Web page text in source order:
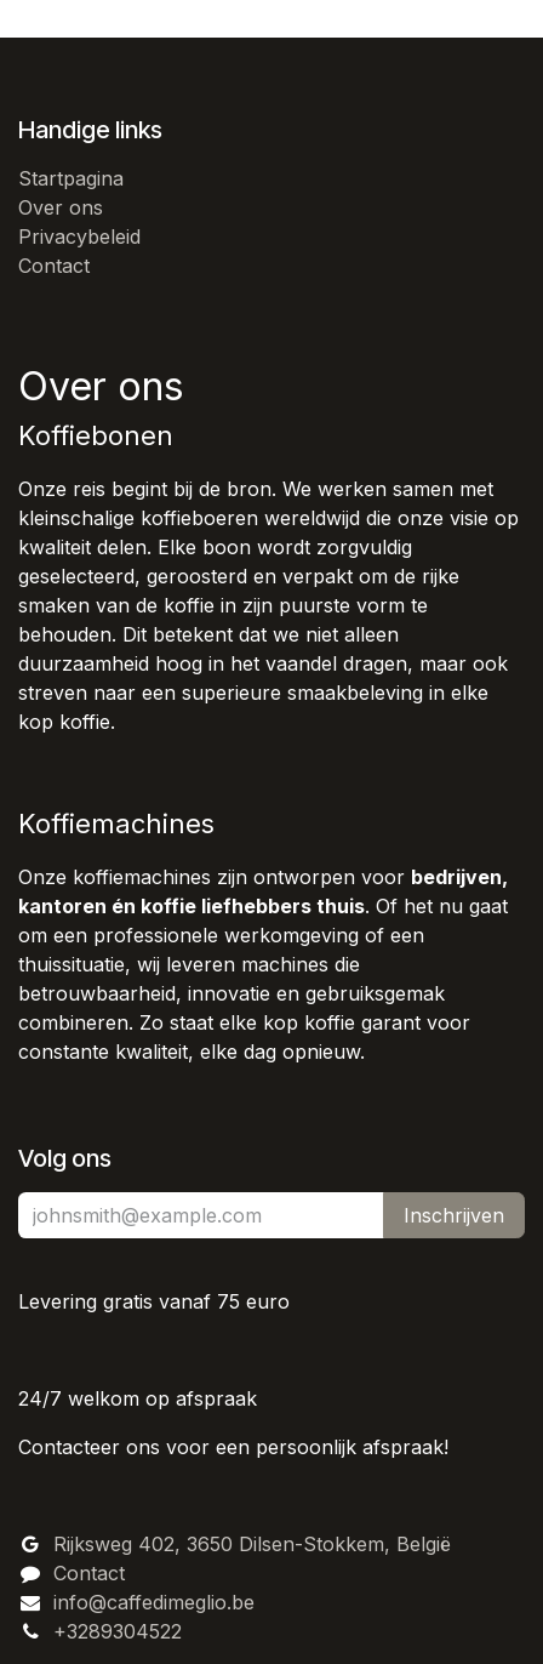
Handige links
Startpagina
Over ons
Privacybeleid
Contact
Over ons
Koffiebonen
Onze reis begint bij de bron. We werken samen met
kleinschalige koffieboeren wereldwijd die onze visie op
kwaliteit delen. Elke boon wordt zorgvuldig
geselecteerd, geroosterd en verpakt om de rijke
smaken van de koffie in zijn puurste vorm te
behouden. Dit betekent dat we niet alleen
duurzaamheid hoog in het vaandel dragen, maar ook
streven naar een superieure smaakbeleving in elke
kop koffie.
Koffiemachines
Onze koffiemachines zijn ontworpen voor bedrijven,
kantoren én koffie liefhebbers thuis. Of het nu gaat
om een professionele werkomgeving of een
thuissituatie, wij leveren machines die
betrouwbaarheid, innovatie en gebruiksgemak
combineren. Zo staat elke kop koffie garant voor
constante kwaliteit, elke dag opnieuw.
Volg ons
Inschrijven
Levering gratis vanaf 75 euro
24/7 welkom op afspraak
Contacteer ons voor een persoonlijk afspraak!
Rijksweg 402, 3650 Dilsen-Stokkem, België
Contact
info@caffedimeglio.be
+3289304522